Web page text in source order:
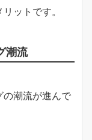
ットです。
潮流
の潮流が進んで